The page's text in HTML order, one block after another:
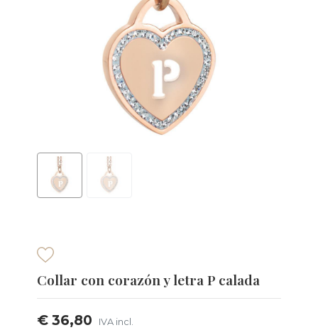
Collar con corazón y letra P calada
€ 36,80 IVA incl.